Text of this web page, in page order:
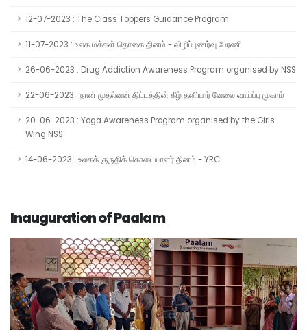
12-07-2023 : The Class Toppers Guidance Program
11-07-2023 : உலக மக்கள் தொகை தினம் - விழிப்புணர்வு பேரணி
26-06-2023 : Drug Addiction Awareness Program organised by NSS
22-06-2023 : நான் முதல்வன் திட்டத்தின் கீழ் தனியார் வேலை வாய்ப்பு முகாம்
20-06-2023 : Yoga Awareness Program organised by the Girls
Wing NSS
14-06-2023 : உலகக் குருதிக் கொடையாளர் தினம் - YRC
Inauguration of Paalam